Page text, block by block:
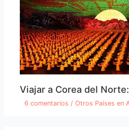
Viajar a Corea del
6 comentarios / Otros Países en